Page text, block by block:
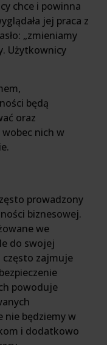
chce i powinna
jej praca z
„zmieniamy
Użytkownicy
będą
oraz
nich w
prowadzony
biznesowej.
we
do swojej
często zajmuje
powoduje
nie będziemy w
i dodatkowo